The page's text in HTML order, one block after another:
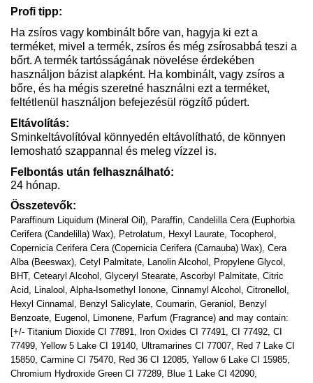
Profi tipp:
Ha zsíros vagy kombinált bőre van, hagyja ki ezt a
terméket, mivel a termék, zsíros és még zsírosabbá teszi a
bőrt. A termék tartósságának növelése érdekében
használjon bázist alapként. Ha kombinált, vagy zsíros a
bőre, és ha mégis szeretné használni ezt a terméket,
feltétlenül használjon befejezésül rögzítő púdert.
Eltávolítás:
Sminkeltávolítóval könnyedén eltávolítható, de könnyen
lemosható szappannal és meleg vízzel is.
Felbontás után felhasználható:
24 hónap.
Összetevők:
Paraffinum Liquidum (Mineral Oil), Paraffin, Candelilla Cera (Euphorbia
Cerifera (Candelilla) Wax), Petrolatum, Hexyl Laurate, Tocopherol,
Copernicia Cerifera Cera (Copernicia Cerifera (Carnauba) Wax), Cera
Alba (Beeswax), Cetyl Palmitate, Lanolin Alcohol, Propylene Glycol,
BHT, Cetearyl Alcohol, Glyceryl Stearate, Ascorbyl Palmitate, Citric
Acid, Linalool, Alpha-Isomethyl Ionone, Cinnamyl Alcohol, Citronellol,
Hexyl Cinnamal, Benzyl Salicylate, Coumarin, Geraniol, Benzyl
Benzoate, Eugenol, Limonene, Parfum (Fragrance) and may contain:
[+/- Titanium Dioxide CI 77891, Iron Oxides CI 77491, CI 77492, CI
77499, Yellow 5 Lake CI 19140, Ultramarines CI 77007, Red 7 Lake CI
15850, Carmine CI 75470, Red 36 CI 12085, Yellow 6 Lake CI 15985,
Chromium Hydroxide Green CI 77289, Blue 1 Lake CI 42090,